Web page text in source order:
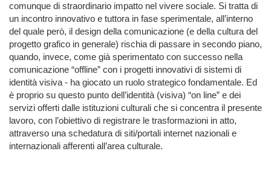
comunque di straordinario impatto nel vivere sociale. Si tratta di
un incontro innovativo e tuttora in fase sperimentale, all’interno
del quale però, il design della comunicazione (e della cultura del
progetto grafico in generale) rischia di passare in secondo piano,
quando, invece, come già sperimentato con successo nella
comunicazione “offline” con i progetti innovativi di sistemi di
identità visiva - ha giocato un ruolo strategico fondamentale. Ed
è proprio su questo punto dell’identità (visiva) “on line” e dei
servizi offerti dalle istituzioni culturali che si concentra il presente
lavoro, con l’obiettivo di registrare le trasformazioni in atto,
attraverso una schedatura di siti/portali internet nazionali e
internazionali afferenti all’area culturale.